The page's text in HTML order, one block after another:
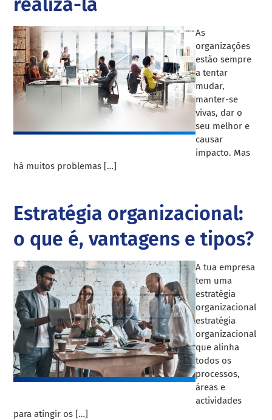
As
organizações
estão sempre
a tentar
mudar,
manter-se
vivas, dar o
seu melhor e
causar
impacto. Mas
há muitos problemas […]
Estratégia organizacional:
o que é, vantagens e tipos?
A tua empresa
tem uma
estratégia
organizacional
estratégia
organizacional
que alinha
todos os
processos,
áreas e
actividades
para atingir os […]